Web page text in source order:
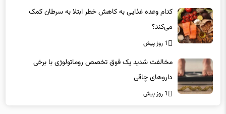
کدام وعده غذایی به کاهش خطر ابتلا به سرطان کمک
می‌کند؟
1 روز پیش
مخالفت شدید یک فوق تخصص روماتولوژی با برخی
داروهای چاقی
1 روز پیش